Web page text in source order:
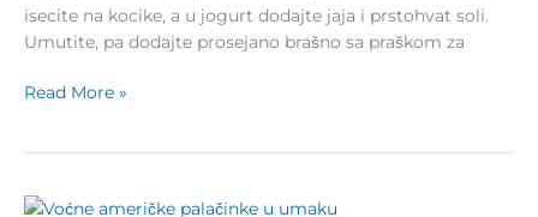
isecite na kocike, a u jogurt dodajte jaja i prstohvat soli.
Umutite, pa dodajte prosejano brašno sa praškom za
Read More »
Voćne